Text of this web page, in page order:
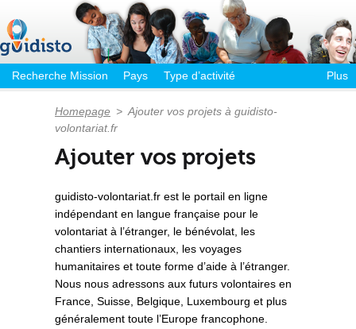
Recherche Mission Pays Type d’activité Plus
Homepage > Ajouter vos projets à guidisto-
volontariat.fr
Ajouter vos projets
guidisto-volontariat.fr est le portail en ligne
indépendant en langue française pour le
volontariat à l’étranger, le bénévolat, les
chantiers internationaux, les voyages
humanitaires et toute forme d’aide à l’étranger.
Nous nous adressons aux futurs volontaires en
France, Suisse, Belgique, Luxembourg et plus
généralement toute l’Europe francophone.